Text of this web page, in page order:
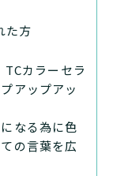
た方
カラーセラ
アップアッ
なる為に色
の言葉を広